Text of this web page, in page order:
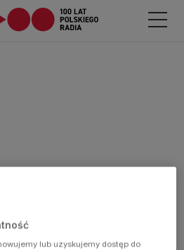
lub uzyskujemy dostęp do